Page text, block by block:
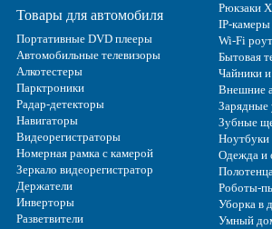
Товары для автомобиля
Портативные DVD плееры
Автомобильные телевизоры
Алкотестеры
Парктроники
Радар-детекторы
Навигаторы
Видеорегистраторы
Номерная рамка с камерой
Зеркало видеорегистратор
Держатели
Инверторы
Разветвители
Рюкзаки
IP-
Wi-Fi
Бытовая
Чайники
Внешние
Зарядные
Зубные
Одежда и
Роботы-
Уборка в
Умный